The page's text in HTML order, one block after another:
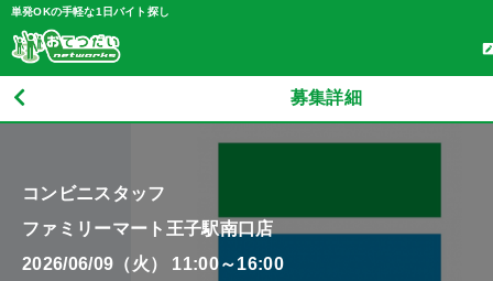
単発OKの手軽な1日バイト探し
募集詳細
コンビニスタッフ
ファミリーマート王子駅南口店
2026/06/09（火） 11:00～16:00